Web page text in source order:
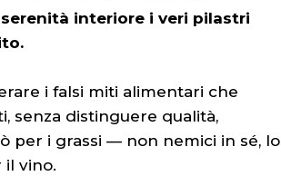
interiore i veri pilastri
i falsi miti alimentari che
senza distinguere qualità,
per i grassi — non nemici in sé, lo
il vino.